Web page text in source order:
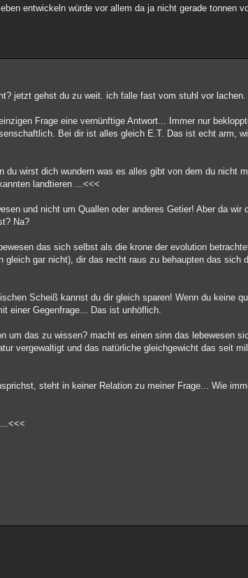
entwickeln würde vor allem da ja nicht gerade tonnen
jetzt gehst du zu weit. ich falle fast vom stuhl vor
Frage eine vernünftige Antwort... Immer nur
Bei dir ist alles gleich E.T. Das ist echt arm,
wirst dich wundern was es alles gibt von dem du nicht
landtieren ...<<<
und nicht um Quallen oder anderes Getier! Aber da wir
Na?
das sich selbst als die krone der evolution
gar nicht), dir das recht raus zu behaupten das sich
Scheiß kannst du dir gleich sparen! Wenn du keine
einer Gegenfrage... Das ist unhöflich.
das zu wissen? macht es einen sinn das lebewesen
vergewaltigt und das natürliche gleichgewicht das seit
steht in keiner Relation zu meiner Frage... Wie